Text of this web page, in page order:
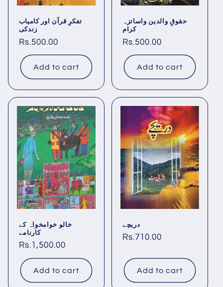
n
تفکرِ قرآن اور کامیاب
زندکی
Regular
price
Rs.500.00
Add to cart
حقوقِ والدین واساتزہ
کرام
Regular
price
Rs.500.00
Add to cart
خالو خوامخواہ کے
کارنامے
Regular
price
Rs.1,500.00
Add to cart
دریچے
Regular
Rs.710.00
Add to cart